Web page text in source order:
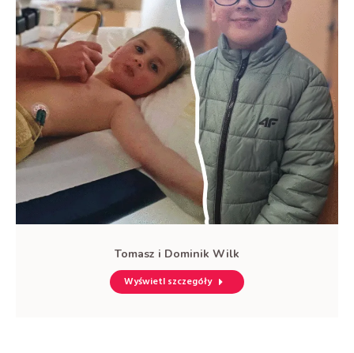
Tomasz i Dominik Wilk
Wyświetl szczegóły